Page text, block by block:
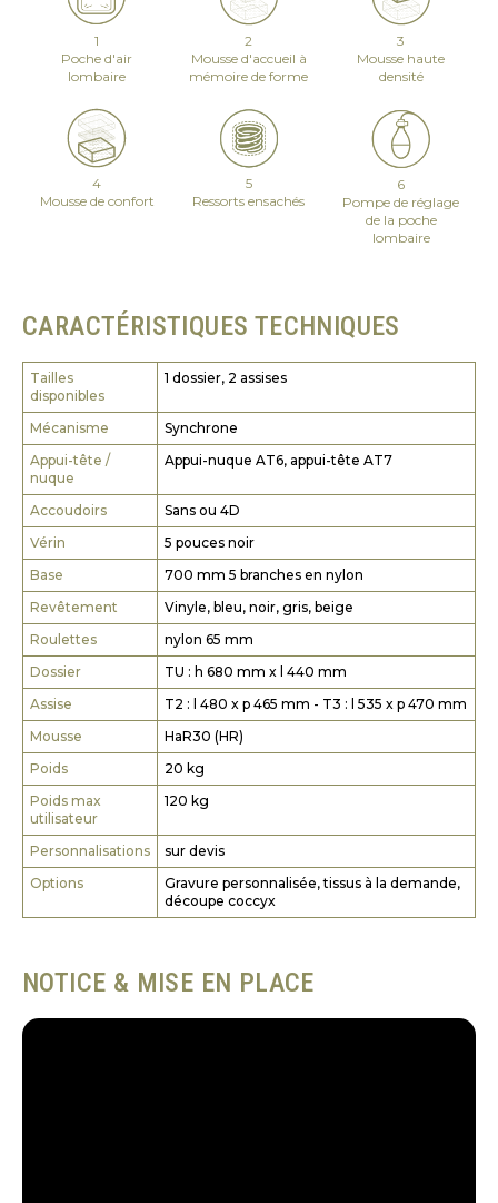
1
Poche d'air
lombaire
4
Mousse de confort
2
Mousse d'accueil à
mémoire de forme
5
Ressorts ensachés
3
Mousse haute
densité
6
Pompe de réglage
de la poche
lombaire
CARACTÉRISTIQUES TECHNIQUES
Tailles
disponibles
1 dossier, 2 assises
Mécanisme
Synchrone
Appui-tête /
nuque
Appui-nuque AT6, appui-tête AT7
Accoudoirs
Sans ou 4D
Vérin
5 pouces noir
Base
700 mm 5 branches en nylon
Revêtement
Vinyle, bleu, noir, gris, beige
Roulettes
nylon 65 mm
Dossier
TU : h 680 mm x l 440 mm
Assise
T2 : l 480 x p 465 mm - T3 : l 535 x p 470 mm
Mousse
HaR30 (HR)
Poids
20 kg
Poids max
utilisateur
120 kg
Personnalisations
sur devis
Options
Gravure personnalisée, tissus à la demande,
découpe coccyx
NOTICE & MISE EN PLACE